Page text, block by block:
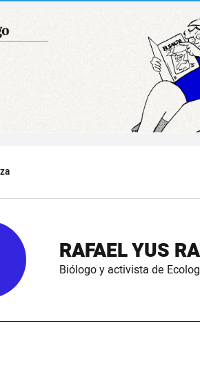
RAFAEL YUS
Biólogo y activista de